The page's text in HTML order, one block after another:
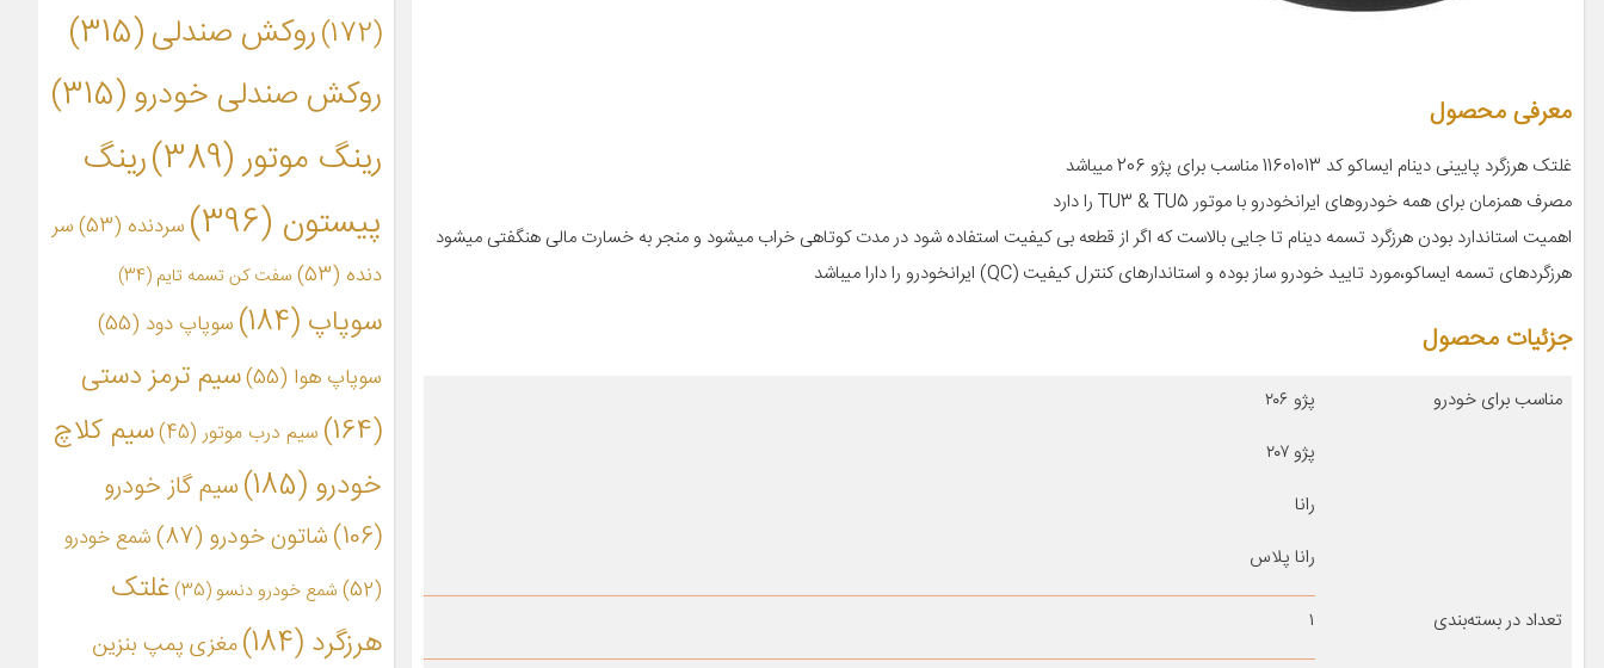
معرفی محصول
غلتک هرزگرد پایینی دینام ایساکو کد 11601013 مناسب برای پژو 206 میباشد
مصرف همزمان برای همه خودروهای ایرانخودرو با موتور TU3 & TU5 را دارد
اهمیت استاندارد بودن هرزگرد تسمه دینام تا جایی بالاست که اگر از قطعه بی کیفیت استفاده شود در مدت کوتاهی خراب میشود و منجر به خسارت مالی هنگفتی میشود
هرزگردهای تسمه ایساکو،مورد تایید خودرو ساز بوده و استاندارهای کنترل کیفیت (QC) ایرانخودرو را دارا میباشد
جزئیات محصول
مناسب برای خودرو
پژو ۲۰۶
پژو ۲۰۷
رانا
رانا پلاس
تعداد در بسته‌بندی ۱
(172)
روکش صندلی(315)
روکش صندلی خودرو(315)
رینگ موتور(389)
رینگ
پیستون (396) سردنده (53)
سر
دنده (53) سفت کن تسمه تایم (34)
سوپاپ (184) سوپاپ دود (55)
سوپاپ هوا (55)
سیم ترمز دستی
(164)
سیم درب موتور(45)
سیم کلاچ
خودرو (185)
سیم گاز خودرو
(106)
شاتون خودرو (87)
شمع خودرو
(52)
شمع خودرو دنسو (35)
غلتک
هرزگرد (184)
مغزی پمپ بنزین